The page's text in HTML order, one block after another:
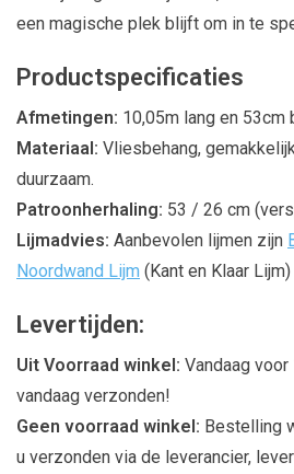
een magische plek blijft om in te
Productspecificaties
Afmetingen: 10,05m lang en 53cm
Materiaal: Vliesbehang,
duurzaam.
Patroonherhaling: 53 / 26 cm
Lijmadvies: Aanbevolen lijmen zijn
Noordwand Lijm (Kant en Klaar Lijm)
Levertijden:
Uit Voorraad winkel: Vandaag
vandaag verzonden!
Geen voorraad winkel: Bestelling
u verzonden via de leverancier,